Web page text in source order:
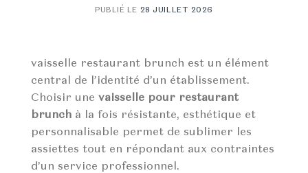
PUBLIÉ LE 28 JUILLET 2026
vaisselle restaurant brunch est un élément
central de l’identité d’un établissement.
Choisir une vaisselle pour restaurant
brunch à la fois résistante, esthétique et
personnalisable permet de sublimer les
assiettes tout en répondant aux contraintes
d’un service professionnel.